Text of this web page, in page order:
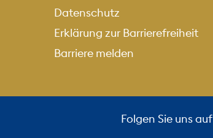
Datenschutz
Erklärung zur Barrierefreiheit
Barriere melden
Folgen Sie uns auf